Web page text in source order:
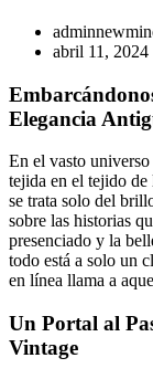
abril 11, 2024
Elegancia
En el vasto
tejida en el tejido de
se trata solo del
sobre las historias
presenciado y la
todo está a solo un
en línea llama a
Un Portal al
Vintage